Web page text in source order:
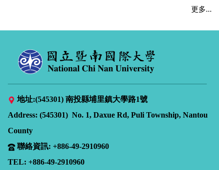
更多...
地址:(545301) 南投縣埔里鎮大學路1號
Address: (545301) No. 1, Daxue Rd, Puli Township, Nantou
County
聯絡資訊: +886-49-2910960
TEL: +886-49-2910960